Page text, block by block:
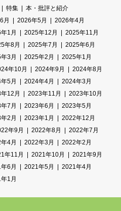
特集
本・批評と紹介
月 2026年5月
2026年4月
1月 2025年12月
2025年11月
年8月 2025年7月
2025年6月
3月 2025年2月
2025年1月
年10月 2024年9月
2024年8月
5月 2024年4月
2024年3月
12月 2023年11月
2023年10月
7月 2023年6月
2023年5月
2月 2023年1月
2022年12月
年9月 2022年8月
2022年7月
4月 2022年3月
2022年2月
年11月 2021年10月
2021年9月
6月 2021年5月
2021年4月
1月